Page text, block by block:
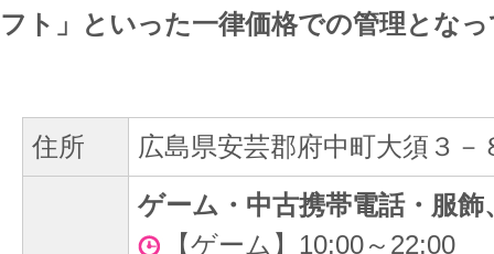
フト」といった一律価格での管理とな
住所 広島県安芸郡府中町大須３－
ゲーム・中古携帯電話・服
【ゲーム】10:00～22:00